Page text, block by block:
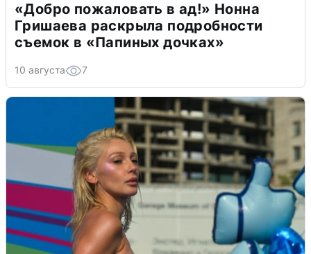
«Добро пожаловать в ад!» Нонна
Гришаева раскрыла подробности
съемок в «Папиных дочках»
10 августа 7